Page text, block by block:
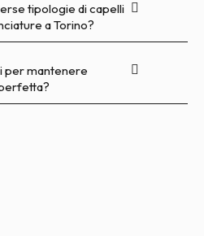
tipologie di capelli
a Torino?
per mantenere